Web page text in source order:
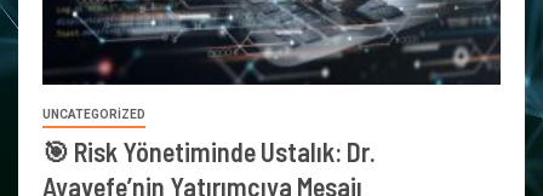
UNCATEGORIZED
🎯 Risk Yönetiminde Ustalık: Dr.
Ayavefe’nin Yatırımcıya Mesajı